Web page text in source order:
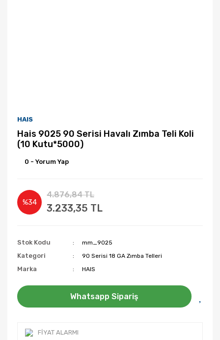
HAIS
Hais 9025 90 Serisi Havalı Zımba Teli Koli
(10 Kutu*5000)
0 - Yorum Yap
%34
4.876,84 TL
3.233,35 TL
Stok Kodu mm_9025
Kategori 90 Serisi 18 GA Zımba Telleri
Marka HAIS
Whatsapp Sipariş
FIYAT ALARMI